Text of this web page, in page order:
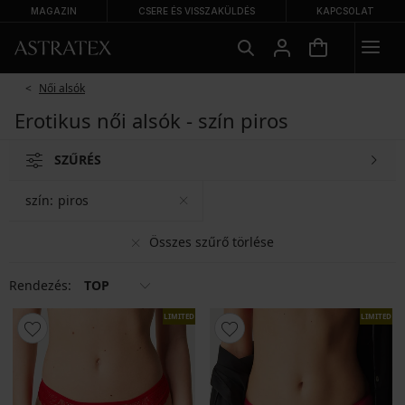
MAGAZIN CSERE ÉS VISSZAKÜLDÉS KAPCSOLAT
Női alsók
Erotikus női alsók - szín piros
SZŰRÉS
Összes szűrő törlése
szín: piros
Rendezés: TOP
LIMITED LIMITED